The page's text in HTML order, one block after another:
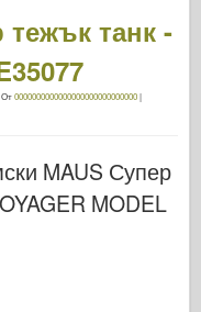
танк -
От0000000000000000000000000000|
MAUS Супер
MODEL